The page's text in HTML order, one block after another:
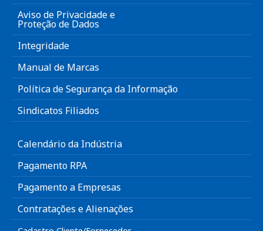
Aviso de Privacidade e
Proteção de Dados
Integridade
Manual de Marcas
Política de Segurança da Informação
Sindicatos Filiados
Calendário da Indústria
Pagamento RPA
Pagamento a Empresas
Contratações e Alienações